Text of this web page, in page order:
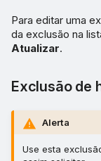
Para editar uma
da exclusão na
Atualizar.
Exclusão de
Alerta
Use esta